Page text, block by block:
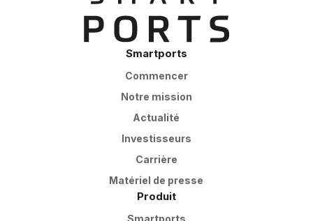
Smartports
Commencer
Notre mission
Actualité
Investisseurs
Carrière
Matériel de presse
Produit
Smartports